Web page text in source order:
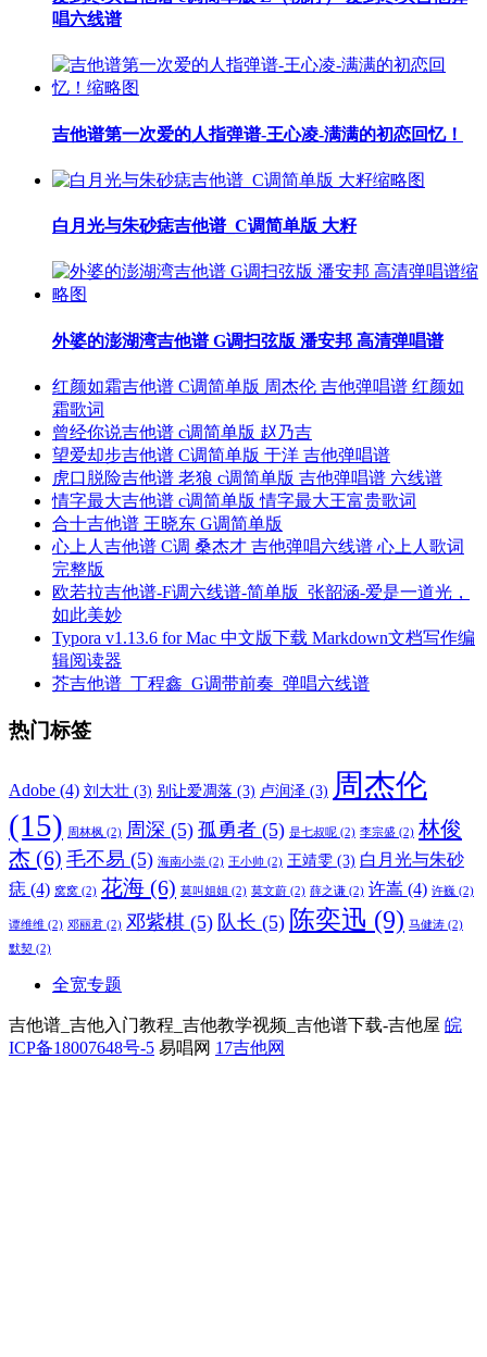
唱六线谱
吉他谱第一次爱的人指弹谱-王心凌-满满的初恋回忆！
白月光与朱砂痣吉他谱_C调简单版 大籽
外婆的澎湖湾吉他谱 G调扫弦版 潘安邦 高清弹唱谱
红颜如霜吉他谱 C调简单版 周杰伦 吉他弹唱谱 红颜如
霜歌词
曾经你说吉他谱 c调简单版 赵乃吉
望爱却步吉他谱 C调简单版 于洋 吉他弹唱谱
虎口脱险吉他谱 老狼 c调简单版 吉他弹唱谱 六线谱
情字最大吉他谱 c调简单版 情字最大王富贵歌词
合十吉他谱 王晓东 G调简单版
心上人吉他谱 C调 桑杰才 吉他弹唱六线谱 心上人歌词
完整版
欧若拉吉他谱-F调六线谱-简单版_张韶涵-爱是一道光，
如此美妙
Typora v1.13.6 for Mac 中文版下载 Markdown文档写作编
辑阅读器
芥吉他谱_丁程鑫_G调带前奏_弹唱六线谱
热门标签
Adobe (4) 刘大壮 (3) 别让爱凋落 (3) 卢润泽 (3) 周杰伦
(15) 周林枫 (2) 周深 (5) 孤勇者 (5) 是七叔呢 (2) 李宗盛 (2) 林俊
杰 (6) 毛不易 (5) 海南小崇 (2) 王小帅 (2) 王靖雯 (3) 白月光与朱砂
痣 (4) 窝窝 (2) 花海 (6) 莫叫姐姐 (2) 莫文蔚 (2) 薛之谦 (2) 许嵩 (4) 许巍 (2)
谭维维 (2) 邓丽君 (2) 邓紫棋 (5) 队长 (5) 陈奕迅 (9) 马健涛 (2)
默契 (2)
全宽专题
吉他谱_吉他入门教程_吉他教学视频_吉他谱下载-吉他屋 皖
ICP备18007648号-5 易唱网 17吉他网